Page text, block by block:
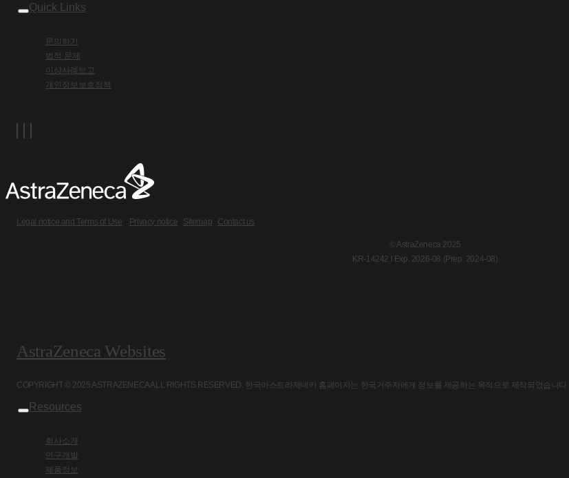
Quick Links
문의하기
법적 문제
이상사례보고
개인정보보호정책
Legal notice and Terms of Use Privacy notice Sitemap Contact us
© AstraZeneca 2025
KR-14242 l Exp. 2026-08 (Prep. 2024-08)
AstraZeneca Websites
COPYRIGHT © 2025 ASTRAZENECA ALL RIGHTS RESERVED. 한국아스트라제네카 홈페이지는 한국거주자에게 정보를 제공하는 목적으로 제작되었습니다.
Resources
회사소개
연구개발
제품정보